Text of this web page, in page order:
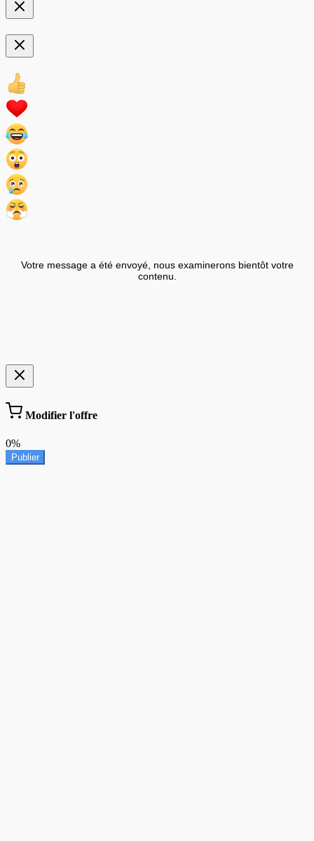
Votre message a été envoyé, nous examinerons bientôt votre
contenu.
Modifier l'offre
0%
Publier